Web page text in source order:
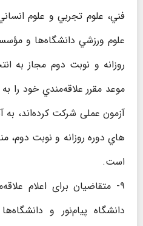
فني، علوم تجربي و علوم
علوم ورزشي دانشگاه‌ها و
روزانه و نوبت دوم مجاز به
موعد مقرر علاقه‌مندي خود را
آزمون عملی شرکت کرده‌اند، به
هاي دوره روزانه و نوبت دوم،
است.
۹- متقاضیان برای اعلام
دانشگاه پيام‌نور و